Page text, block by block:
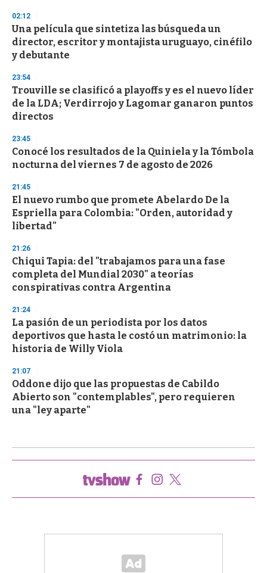
s
e
c
o
n
d
02:12
Una película que sintetiza las búsqueda un
director, escritor y montajista uruguayo, cinéfilo
y debutante
23:54
Trouville se clasificó a playoffs y es el nuevo líder
de la LDA; Verdirrojo y Lagomar ganaron puntos
directos
23:45
Conocé los resultados de la Quiniela y la Tómbola
nocturna del viernes 7 de agosto de 2026
21:45
El nuevo rumbo que promete Abelardo De la
Espriella para Colombia: "Orden, autoridad y
libertad"
21:26
Chiqui Tapia: del "trabajamos para una fase
completa del Mundial 2030" a teorías
conspirativas contra Argentina
21:24
La pasión de un periodista por los datos
deportivos que hasta le costó un matrimonio: la
historia de Willy Viola
21:07
Oddone dijo que las propuestas de Cabildo
Abierto son "contemplables", pero requieren
una "ley aparte"